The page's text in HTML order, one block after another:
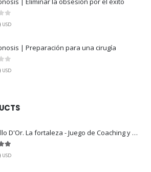
USD
| Preparación para una cirugía
USD
El Castillo D'Or. La fortaleza - Juego de Coaching y Crecimiento Personal (A)
USD